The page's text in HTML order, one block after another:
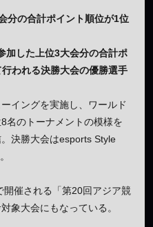
分の合計ポイント順位が1位
加した上位3大会分の合計ポ
われる決勝大会の優勝選手
イングを実施し、ワールド
名のトーナメントの模様を
決勝大会はesports Style
催される「第20回アジア競
象大会にもなっている。